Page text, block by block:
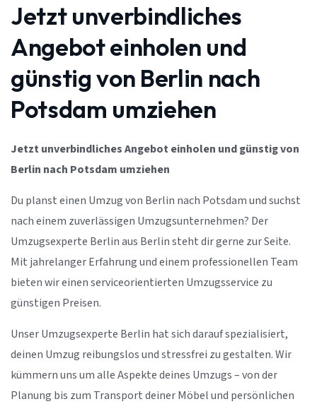
Jetzt unverbindliches
Angebot einholen und
günstig von Berlin nach
Potsdam umziehen
Jetzt unverbindliches Angebot einholen und günstig von
Berlin nach Potsdam umziehen
Du planst einen Umzug von Berlin nach Potsdam und suchst
nach einem zuverlässigen Umzugsunternehmen? Der
Umzugsexperte Berlin aus Berlin steht dir gerne zur Seite.
Mit jahrelanger Erfahrung und einem professionellen Team
bieten wir einen serviceorientierten Umzugsservice zu
günstigen Preisen.
Unser Umzugsexperte Berlin hat sich darauf spezialisiert,
deinen Umzug reibungslos und stressfrei zu gestalten. Wir
kümmern uns um alle Aspekte deines Umzugs – von der
Planung bis zum Transport deiner Möbel und persönlichen